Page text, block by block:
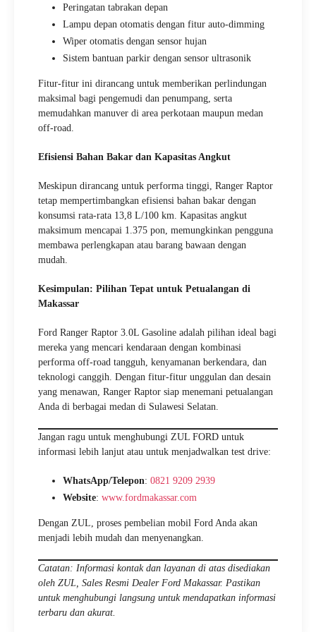
Peringatan tabrakan depan
Lampu depan otomatis dengan fitur auto-dimming
Wiper otomatis dengan sensor hujan
Sistem bantuan parkir dengan sensor ultrasonik
Fitur-fitur ini dirancang untuk memberikan perlindungan
maksimal bagi pengemudi dan penumpang, serta
memudahkan manuver di area perkotaan maupun medan
off-road.
Efisiensi Bahan Bakar dan Kapasitas Angkut
Meskipun dirancang untuk performa tinggi, Ranger Raptor
tetap mempertimbangkan efisiensi bahan bakar dengan
konsumsi rata-rata 13,8 L/100 km. Kapasitas angkut
maksimum mencapai 1.375 pon, memungkinkan pengguna
membawa perlengkapan atau barang bawaan dengan
mudah.
Kesimpulan: Pilihan Tepat untuk Petualangan di
Makassar
Ford Ranger Raptor 3.0L Gasoline adalah pilihan ideal bagi
mereka yang mencari kendaraan dengan kombinasi
performa off-road tangguh, kenyamanan berkendara, dan
teknologi canggih. Dengan fitur-fitur unggulan dan desain
yang menawan, Ranger Raptor siap menemani petualangan
Anda di berbagai medan di Sulawesi Selatan.
Jangan ragu untuk menghubungi ZUL FORD untuk
informasi lebih lanjut atau untuk menjadwalkan test drive:
WhatsApp/Telepon: 0821 9209 2939
Website: www.fordmakassar.com
Dengan ZUL, proses pembelian mobil Ford Anda akan
menjadi lebih mudah dan menyenangkan.
Catatan: Informasi kontak dan layanan di atas disediakan
oleh ZUL, Sales Resmi Dealer Ford Makassar. Pastikan
untuk menghubungi langsung untuk mendapatkan informasi
terbaru dan akurat.